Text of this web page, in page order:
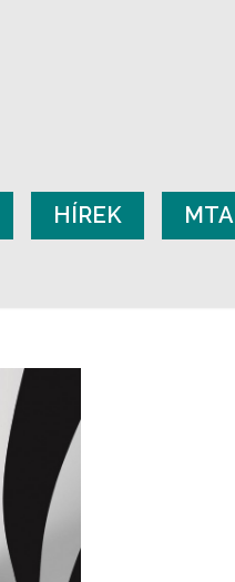
HÍREK MTA